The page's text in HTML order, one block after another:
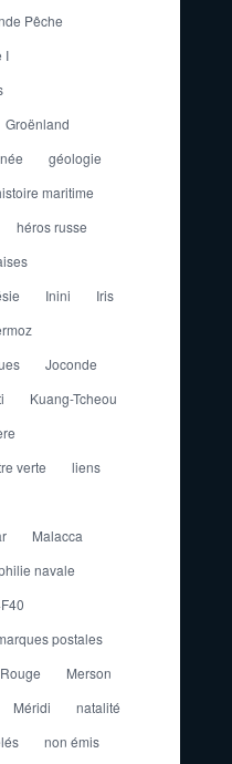
Pêche
I
Groënland
géologie
maritime
héros russe
Inini
Iris
Joconde
Kuang-Tcheou
verte
liens
Malacca
navale
postales
Merson
Méridi
natalité
non émis